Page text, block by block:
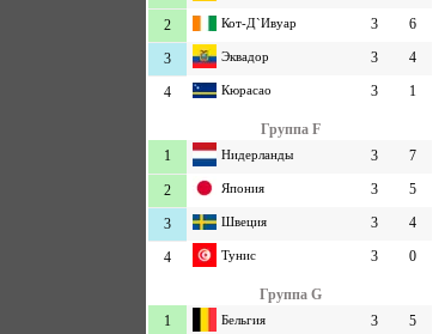
2 Кот-Д`Ивуар 3 6
3 Эквадор 3 4
4 Кюрасао 3 1
Группа F
1
Нидерланды 3 7
2 Япония 3 5
3 Швеция 3 4
4 Тунис 3 0
Группа G
1
Бельгия 3 5